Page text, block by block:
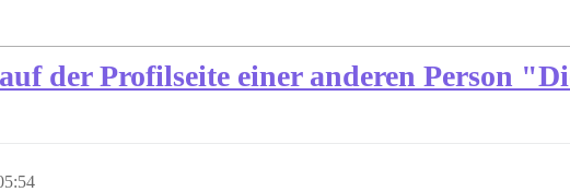
der Profilseite einer anderen Person